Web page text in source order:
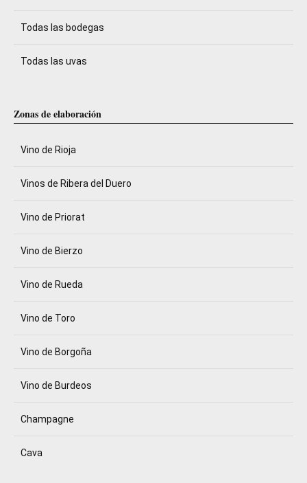
Todas las bodegas
Todas las uvas
Zonas de elaboración
Vino de Rioja
Vinos de Ribera del Duero
Vino de Priorat
Vino de Bierzo
Vino de Rueda
Vino de Toro
Vino de Borgoña
Vino de Burdeos
Champagne
Cava